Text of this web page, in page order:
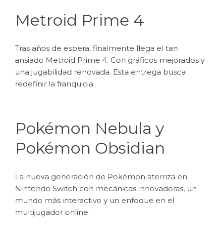
Metroid Prime 4
Tras años de espera, finalmente llega el tan
ansiado Metroid Prime 4. Con gráficos mejorados y
una jugabilidad renovada. Esta entrega busca
redefinir la franquicia.
Pokémon Nebula y
Pokémon Obsidian
La nueva generación de Pokémon aterriza en
Nintendo Switch con mecánicas innovadoras, un
mundo más interactivo y un enfoque en el
multijugador online.